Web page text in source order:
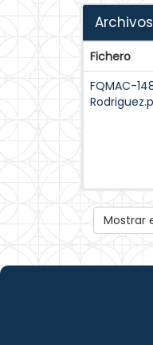
Fichero
FQMAC-
Mostrar